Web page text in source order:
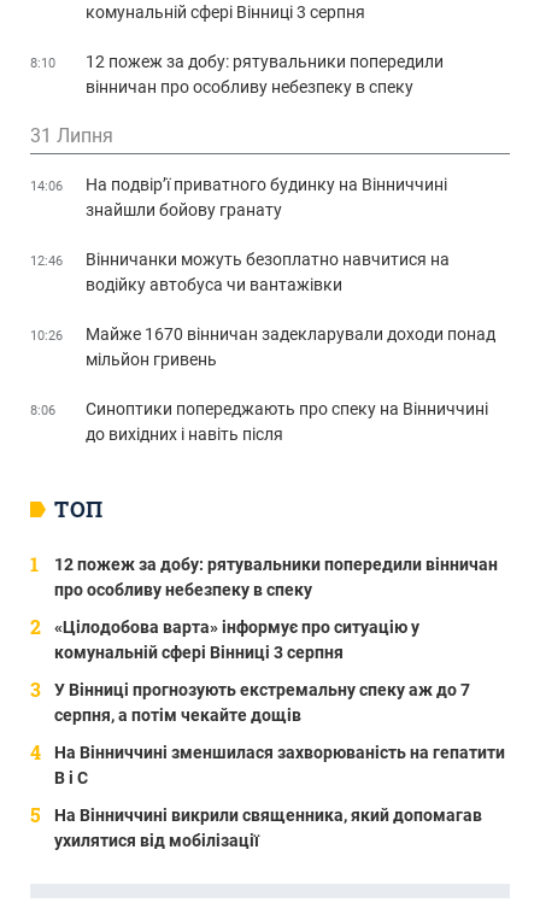
ТОП
12 пожеж за добу: рятувальники попередили вінничан
про особливу небезпеку в спеку
«Цілодобова варта» інформує про ситуацію у
комунальній сфері Вінниці 3 серпня
У Вінниці прогнозують екстремальну спеку аж до 7
серпня, а потім чекайте дощів
На Вінниччині зменшилася захворюваність на гепатити
В і С
На Вінниччині викрили священника, який допомагав
ухилятися від мобілізації
комунальній сфері Вінниці 3 серпня
8:10
12 пожеж за добу: рятувальники попередили
вінничан про особливу небезпеку в спеку
31 Липня
14:06
На подвір’ї приватного будинку на Вінниччині
знайшли бойову гранату
12:46
Вінничанки можуть безоплатно навчитися на
водійку автобуса чи вантажівки
10:26
Майже 1670 вінничан задекларували доходи понад
мільйон гривень
8:06
Синоптики попереджають про спеку на Вінниччині
до вихідних і навіть після